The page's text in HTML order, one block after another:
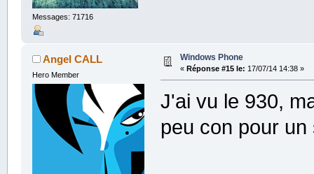
Messages: 71716
Angel CALL
Hero Member
Windows Phone
« Réponse #15 le: 17/07/14 14:38 »
J'ai vu le 930,
peu con pour